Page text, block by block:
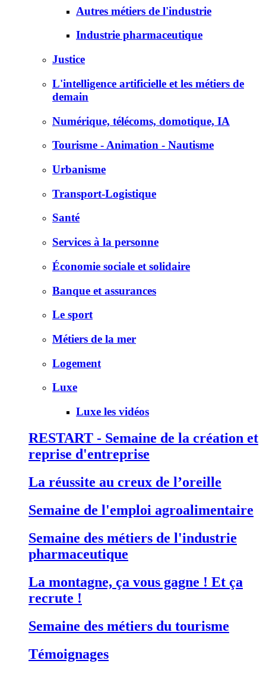
Autres métiers de l'industrie
Industrie pharmaceutique
Justice
L'intelligence artificielle et les métiers de
demain
Numérique, télécoms, domotique, IA
Tourisme - Animation - Nautisme
Urbanisme
Transport-Logistique
Santé
Services à la personne
Économie sociale et solidaire
Banque et assurances
Le sport
Métiers de la mer
Logement
Luxe
Luxe les vidéos
RESTART - Semaine de la création et
reprise d'entreprise
La réussite au creux de l’oreille
Semaine de l'emploi agroalimentaire
Semaine des métiers de l'industrie
pharmaceutique
La montagne, ça vous gagne ! Et ça
recrute !
Semaine des métiers du tourisme
Témoignages